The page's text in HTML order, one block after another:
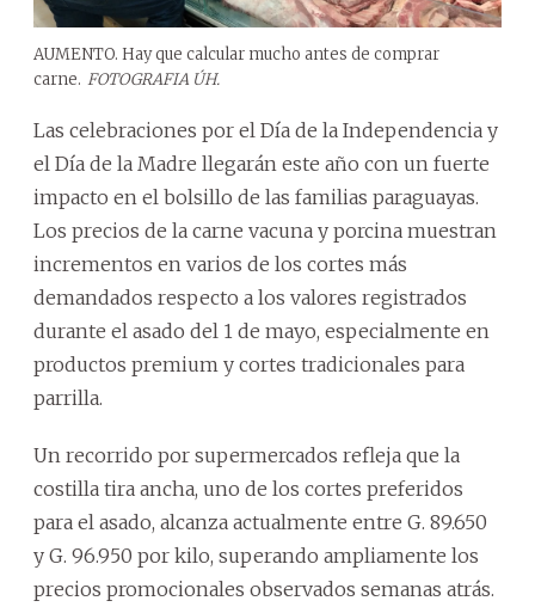
AUMENTO. Hay que calcular mucho antes de comprar
carne. FOTOGRAFIA ÚH.
Las celebraciones por el Día de la Independencia y
el Día de la Madre llegarán este año con un fuerte
impacto en el bolsillo de las familias paraguayas.
Los precios de la carne vacuna y porcina muestran
incrementos en varios de los cortes más
demandados respecto a los valores registrados
durante el asado del 1 de mayo, especialmente en
productos premium y cortes tradicionales para
parrilla.
Un recorrido por supermercados refleja que la
costilla tira ancha, uno de los cortes preferidos
para el asado, alcanza actualmente entre G. 89.650
y G. 96.950 por kilo, superando ampliamente los
precios promocionales observados semanas atrás.